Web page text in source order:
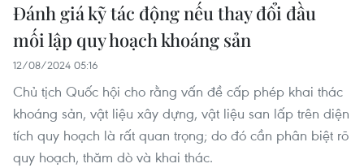
Đánh giá kỹ tác động nếu thay đổi đầu
mối lập quy hoạch khoáng sản
12/08/2024 05:16
Chủ tịch Quốc hội cho rằng vấn đề cấp phép khai thác
khoáng sản, vật liệu xây dựng, vật liệu san lấp trên diện
tích quy hoạch là rất quan trọng; do đó cần phân biệt rõ
quy hoạch, thăm dò và khai thác.